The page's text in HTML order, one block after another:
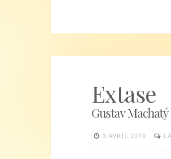
Extase
Gustav Machatý
3 AVRIL 2019